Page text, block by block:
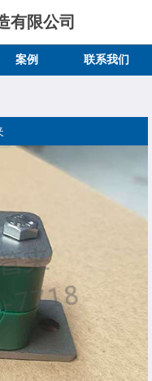
有限公司
案例 联系我们